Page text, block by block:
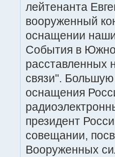
лейтенанта
вооруженный
оснащении
События в
расставленных
связи". Большую
оснащения
президент
совещании,
Вооруженных